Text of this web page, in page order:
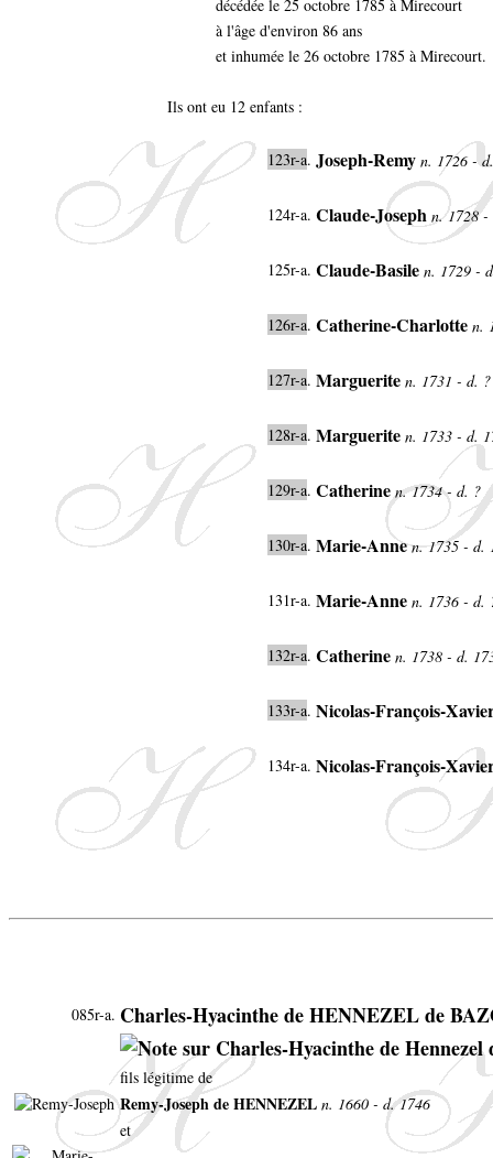
décédée le 25 octobre 1785 à Mirecourt
à l'âge d'environ 86 ans
et inhumée le 26 octobre 1785 à Mirecourt.
Ils ont eu 12 enfants :
123r-a. Joseph-Remy n. 1726 -
124r-a. Claude-Joseph n. 1728 -
125r-a. Claude-Basile n. 1729 -
126r-a. Catherine-Charlotte n.
127r-a. Marguerite n. 1731 - d.
128r-a. Marguerite n. 1733 - d.
129r-a. Catherine n. 1734 - d. ?
130r-a. Marie-Anne n. 1735 - d.
131r-a. Marie-Anne n. 1736 - d.
132r-a. Catherine n. 1738 - d.
133r-a. Nicolas-François-
134r-a. Nicolas-François-
085r-a. Charles-Hyacinthe de HENNEZEL de
fils légitime de
Remy-Joseph de HENNEZEL n. 1660 - d. 1746
et